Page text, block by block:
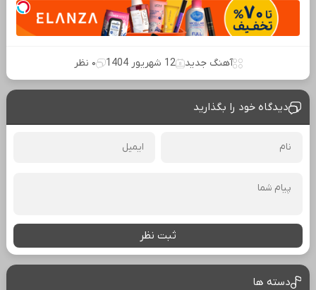
آهنگ جدید 12 شهریور 1404 ۰ نظر
دیدگاه خود را بگذارید
ثبت نظر
دسته ها